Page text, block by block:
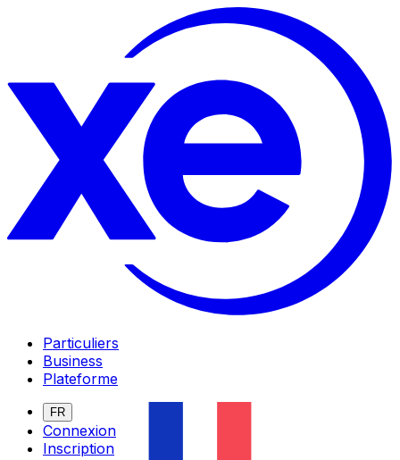
Particuliers
Business
Plateforme
FR
Connexion
Inscription